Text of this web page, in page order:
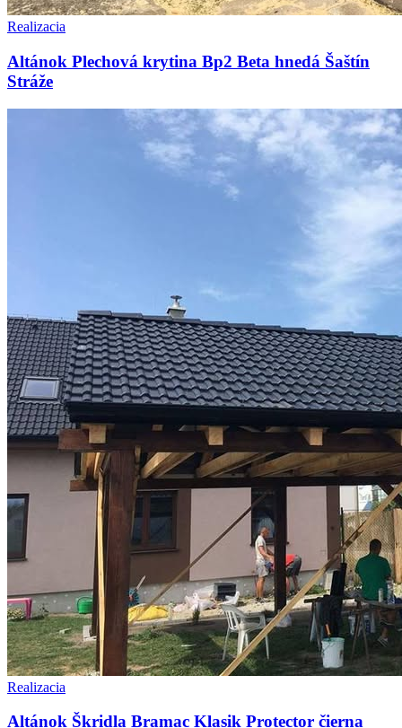
Realizacia
Altánok Plechová krytina Bp2 Beta hnedá Šaštín
Stráže
Realizacia
Altánok Škridla Bramac Klasik Protector čierna